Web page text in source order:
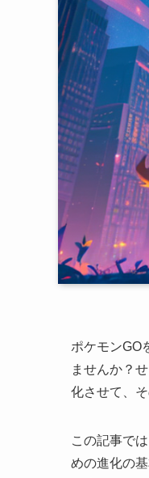
ポケモンGO
ませんか？
化させて、
この記事で
めの進化の